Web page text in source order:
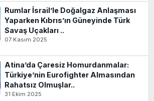
Rumlar İsrail’le Doğalgaz Anlaşması
Yaparken Kıbrıs’ın Güneyinde Türk
Savaş Uçakları ..
07 Kasım 2025
Atina’da Çaresiz Homurdanmalar:
Türkiye’nin Eurofighter Almasından
Rahatsız Olmuşlar..
31 Ekim 2025